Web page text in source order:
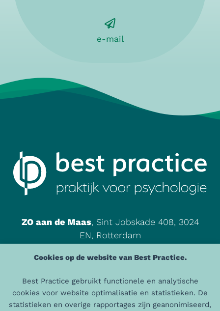
Cookies op de website van Best Practice.
Best Practice gebruikt functionele en analytische
cookies voor website optimalisatie en statistieken. De
statistieken en overige rapportages zijn geanonimiseerd,
e-mail
ZO aan de Maas, Sint Jobskade 408, 3024
EN, Rotterdam
info@praktijkbestpractice.nl
© 2026 Best Practice | AGB: 94105198 | AGB Praktijk: 94066572 |